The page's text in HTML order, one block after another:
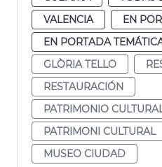
VALENCIA
EN
EN PORTADA
GLÒRIA TELLO
RESTAURACIÓN
PATRIMONIO
PATRIMONI CULTURAL
MUSEO CIUDAD